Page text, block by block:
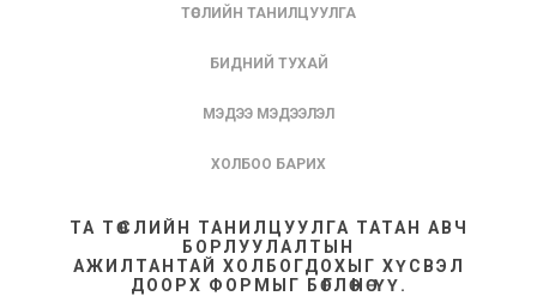
ТӨСЛИЙН ТАНИЛЦУУЛГА
БИДНИЙ ТУХАЙ
МЭДЭЭ МЭДЭЭЛЭЛ
ХОЛБОО БАРИХ
ТА ТӨСЛИЙН ТАНИЛЦУУЛГА ТАТАН АВЧ
БОРЛУУЛАЛТЫН
АЖИЛТАНТАЙ ХОЛБОГДОХЫГ ХҮСВЭЛ
ДООРХ ФОРМЫГ БӨГЛӨНӨ ҮҮ.